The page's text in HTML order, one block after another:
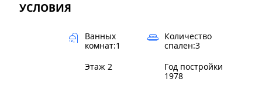
УСЛОВИЯ
Ванных
комнат:1
Количество
спален:3
Этаж 2
Год постройки
1978